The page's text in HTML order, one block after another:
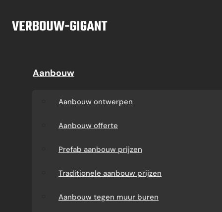
Aanbouw
Aanbouw offerte
Prefab aanbouw
prijzen
Traditionele aanbouw
Prefab dakkapel
Aanbouw
Aanbouw ontwerpen
Aanbouw offerte
Prefab aanbouw prijzen
Traditionele aanbouw prijzen
Aanbouw tegen muur buren